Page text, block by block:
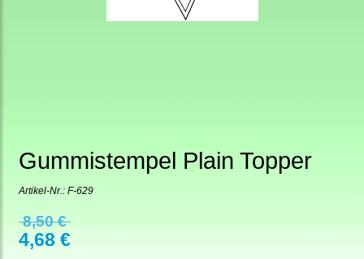
Gummistempel Plain Topper
Artikel-Nr.: F-629
8,50 €
4,68 €